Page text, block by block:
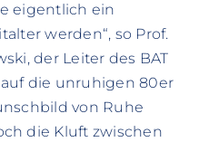
eigentlich ein
werden“, so Prof.
der Leiter des BAT
die unruhigen 80er
von Ruhe
die Kluft zwischen